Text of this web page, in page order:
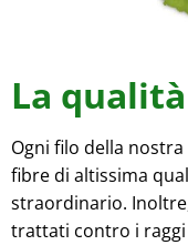
La
Ogni filo della
fibre di altissima
straordinario.
trattati contro i raggi